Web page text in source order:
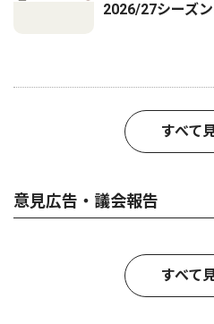
2026/27シーズ
すべて
意見広告・議会報告
すべて